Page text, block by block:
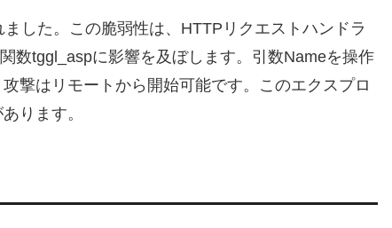
した。この脆弱性は、HTTPリクエストハンドラ
数tggl_aspに影響を及ぼします。引数Nameを操作
撃はリモートから開始可能です。このエクスプロ
ります。